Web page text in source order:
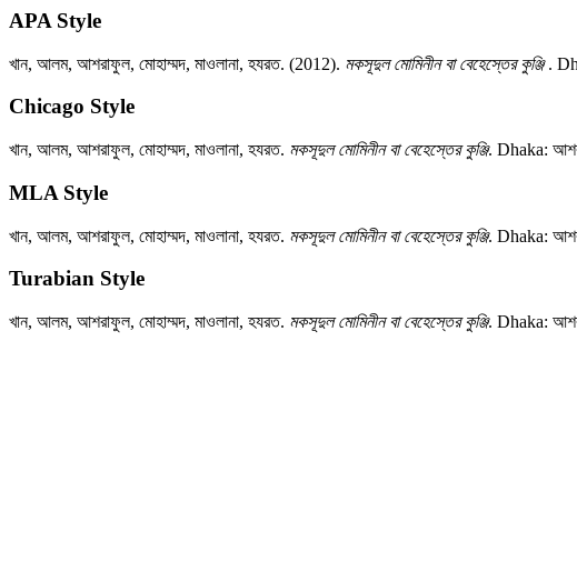
APA Style
খান, আলম, আশরাফুল, মোহাম্মদ, মাওলানা, হযরত. (2012). মকসূদুল মোমিনীন বা বেহেস্তের কুঞ্জি.
Chicago Style
খান, আলম, আশরাফুল, মোহাম্মদ, মাওলানা, হযরত. মকসূদুল মোমিনীন বা বেহেস্তের কুঞ্জি. Dhaka:
MLA Style
খান, আলম, আশরাফুল, মোহাম্মদ, মাওলানা, হযরত. মকসূদুল মোমিনীন বা বেহেস্তের কুঞ্জি. Dhaka:
Turabian Style
খান, আলম, আশরাফুল, মোহাম্মদ, মাওলানা, হযরত. মকসূদুল মোমিনীন বা বেহেস্তের কুঞ্জি. Dhaka: